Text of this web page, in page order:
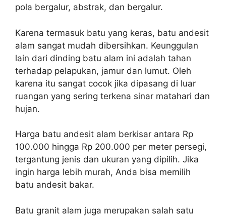
pola bergalur, abstrak, dan bergalur.
Karena termasuk batu yang keras, batu andesit
alam sangat mudah dibersihkan. Keunggulan
lain dari dinding batu alam ini adalah tahan
terhadap pelapukan, jamur dan lumut. Oleh
karena itu sangat cocok jika dipasang di luar
ruangan yang sering terkena sinar matahari dan
hujan.
Harga batu andesit alam berkisar antara Rp
100.000 hingga Rp 200.000 per meter persegi,
tergantung jenis dan ukuran yang dipilih. Jika
ingin harga lebih murah, Anda bisa memilih
batu andesit bakar.
Batu granit alam juga merupakan salah satu